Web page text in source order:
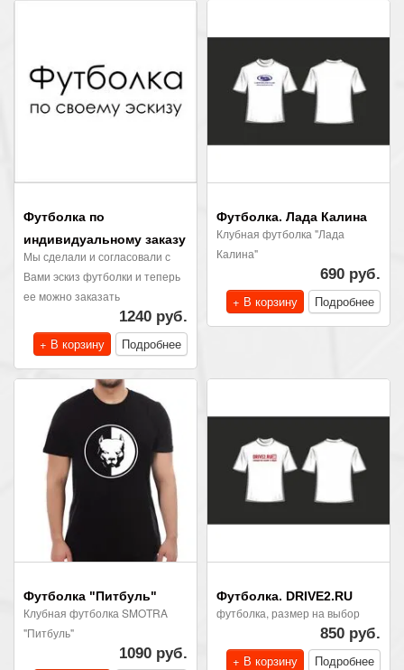
Футболка по
индивидуальному заказу
Мы сделали и согласовали с
Вами эскиз футболки и теперь
ее можно заказать
1240 руб.
+ В корзину
Подробнее
Футболка. Лада Калина
Клубная футболка "Лада
Калина"
690 руб.
+ В корзину
Подробнее
Футболка "Питбуль"
Клубная футболка SMOTRA
"Питбуль"
1090 руб.
Футболка. DRIVE2.RU
футболка, размер на выбор
850 руб.
+ В корзину
Подробнее